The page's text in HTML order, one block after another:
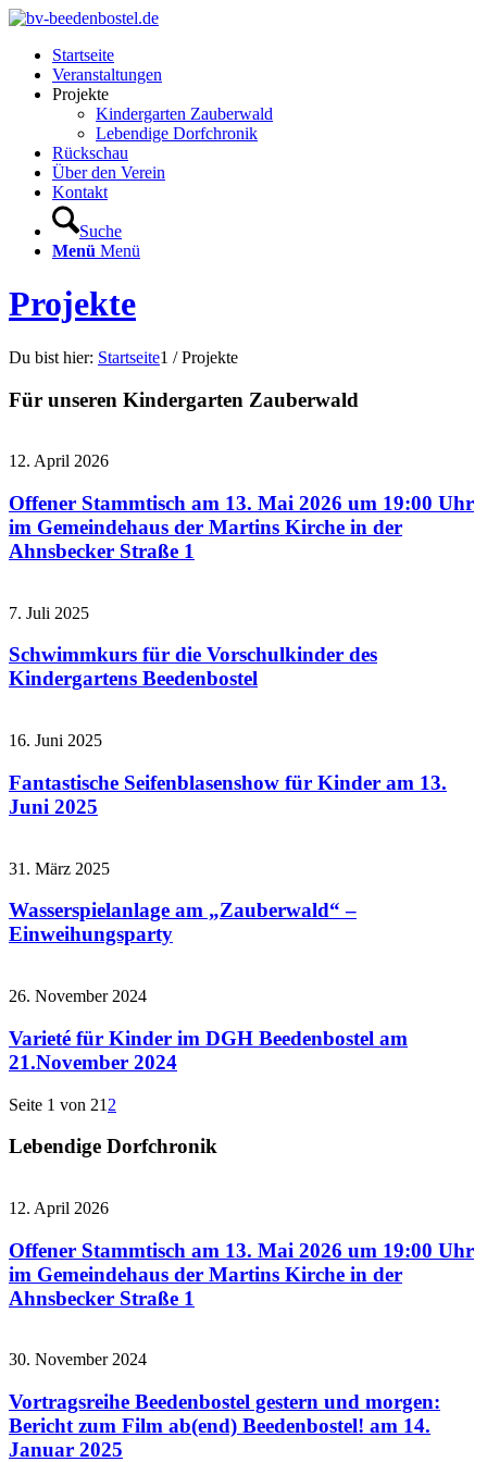
Startseite
Veranstaltungen
Projekte
Kindergarten Zauberwald
Lebendige Dorfchronik
Rückschau
Über den Verein
Kontakt
Suche
Menü Menü
Projekte
Du bist hier: Startseite1 / Projekte
Für unseren Kindergarten Zauberwald
12. April 2026
Offener Stammtisch am 13. Mai 2026 um 19:00 Uhr
im Gemeindehaus der Martins Kirche in der
Ahnsbecker Straße 1
7. Juli 2025
Schwimmkurs für die Vorschulkinder des
Kindergartens Beedenbostel
16. Juni 2025
Fantastische Seifenblasenshow für Kinder am 13.
Juni 2025
31. März 2025
Wasserspielanlage am „Zauberwald“ –
Einweihungsparty
26. November 2024
Varieté für Kinder im DGH Beedenbostel am
21.November 2024
Seite 1 von 21 2
Lebendige Dorfchronik
12. April 2026
Offener Stammtisch am 13. Mai 2026 um 19:00 Uhr
im Gemeindehaus der Martins Kirche in der
Ahnsbecker Straße 1
30. November 2024
Vortragsreihe Beedenbostel gestern und morgen:
Bericht zum Film ab(end) Beedenbostel! am 14.
Januar 2025